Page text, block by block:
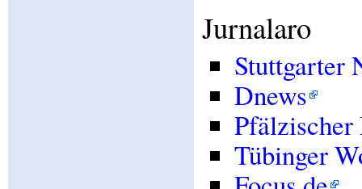
Jurnalaro
Stuttgarter
Dnews
Tübinger